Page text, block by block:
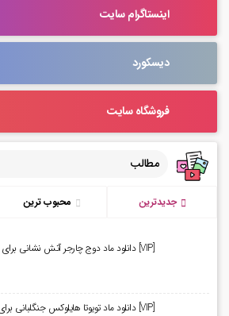
اینستاگرام سایت
دیسکورد
فروشگاه سایت
مطالب
جدیدترین محبوب ترین
[VIP] دانلود ماد دوج چارجر آتش نشانی برای فایوام
[VIP] دانلود ماد تویوتا هایلوکس جنگلبانی برای فایوام